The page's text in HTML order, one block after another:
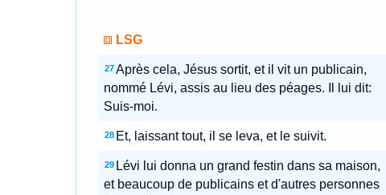
LSG
27 Après cela, Jésus sortit, et il vit un publicain,
nommé Lévi, assis au lieu des péages. Il lui dit:
Suis-moi.
28 Et, laissant tout, il se leva, et le suivit.
29 Lévi lui donna un grand festin dans sa maison,
et beaucoup de publicains et d'autres personnes